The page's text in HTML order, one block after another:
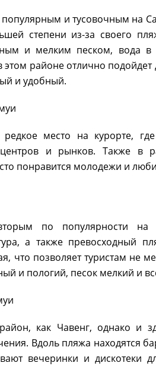
популярным и тусовочным на
степени из-за своего
и мелким песком, вода в
этом районе отлично подойдет
и удобный.
место на курорте,
центров и рынков. Также в
понравится молодежи и
по популярности на
а также превосходный
что позволяет туристам не
и пологий, песок мелкий и
как Чавенг, однако и
Вдоль пляжа находятся
вечеринки и дискотеки